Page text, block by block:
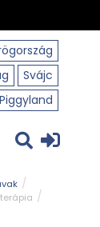
Svájc
Piggyland